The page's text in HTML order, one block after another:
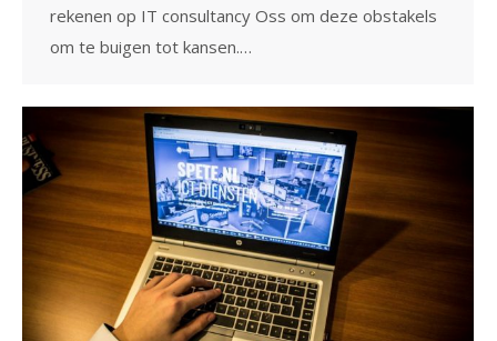
rekenen op IT consultancy Oss om deze obstakels
om te buigen tot kansen.…